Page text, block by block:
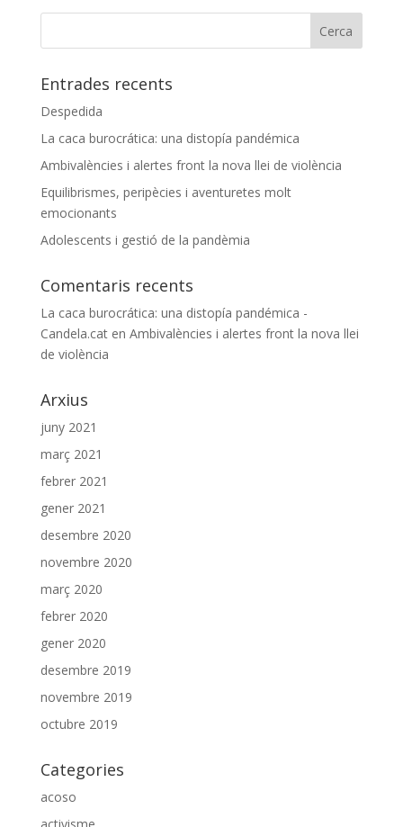
Entrades recents
Despedida
La caca burocrática: una distopía pandémica
Ambivalències i alertes front la nova llei de violència
Equilibrismes, peripècies i aventuretes molt
emocionants
Adolescents i gestió de la pandèmia
Comentaris recents
La caca burocrática: una distopía pandémica -
Candela.caten Ambivalències i alertes front la nova llei
de violència
Arxius
juny 2021
març 2021
febrer 2021
gener 2021
desembre 2020
novembre 2020
març 2020
febrer 2020
gener 2020
desembre 2019
novembre 2019
octubre 2019
Categories
acoso